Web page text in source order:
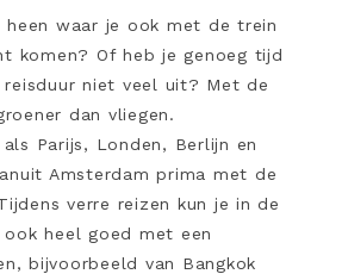
heen waar je ook met de trein
komen? Of heb je genoeg tijd
niet veel uit? Met de
dan vliegen.
Parijs, Londen, Berlijn en
Amsterdam prima met de
verre reizen kun je in de
heel goed met een
bijvoorbeeld van Bangkok